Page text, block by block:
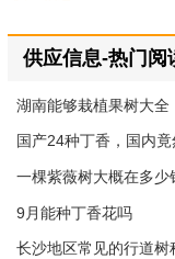
供应信息-热门阅
湖南能够栽植果树大全
国产24种丁香，国内竟
一棵紫薇树大概在多少
9月能种丁香花吗
长沙地区常见的行道树